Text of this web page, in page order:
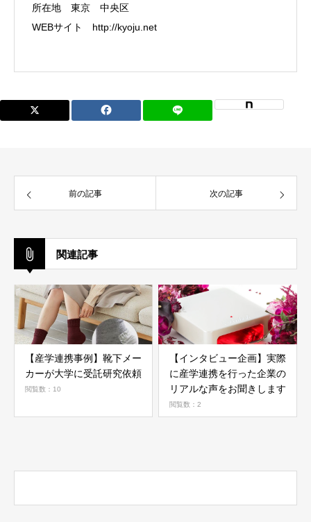
所在地 東京 中央区
WEBサイト http://kyoju.net
前の記事 次の記事
関連記事
【産学連携事例】靴下メー
カーが大学に受託研究依頼
閲覧数：10
【インタビュー企画】実際
に産学連携を行った企業の
リアルな声をお聞きします
閲覧数：2